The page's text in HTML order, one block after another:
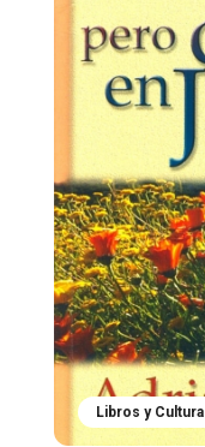
Libros y Cultura